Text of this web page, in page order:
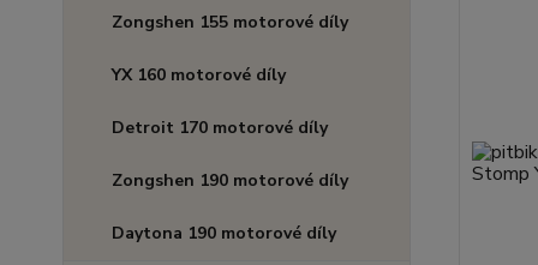
Zongshen 155 motorové díly
YX 160 motorové díly
Detroit 170 motorové díly
Zongshen 190 motorové díly
Daytona 190 motorové díly